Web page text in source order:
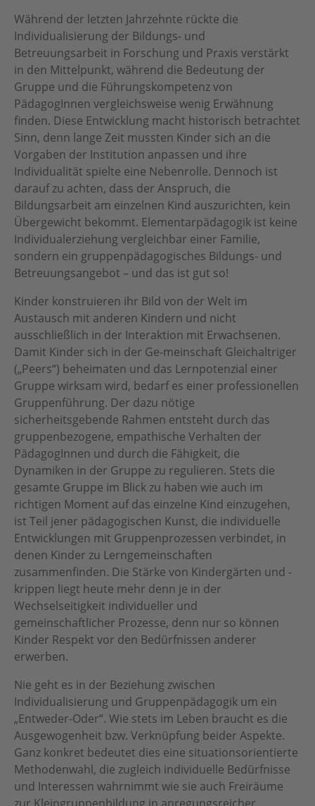
Während der letzten Jahrzehnte rückte die
Individualisierung der Bildungs- und
Betreuungsarbeit in Forschung und Praxis verstärkt
in den Mittelpunkt, während die Bedeutung der
Gruppe und die Führungskompetenz von
PädagogInnen vergleichsweise wenig Erwähnung
finden. Diese Entwicklung macht historisch betrachtet
Sinn, denn lange Zeit mussten Kinder sich an die
Vorgaben der Institution anpassen und ihre
Individualität spielte eine Nebenrolle. Dennoch ist
darauf zu achten, dass der Anspruch, die
Bildungsarbeit am einzelnen Kind auszurichten, kein
Übergewicht bekommt. Elementarpädagogik ist keine
Individualerziehung vergleichbar einer Familie,
sondern ein gruppenpädagogisches Bildungs- und
Betreuungsangebot – und das ist gut so!
Kinder konstruieren ihr Bild von der Welt im
Austausch mit anderen Kindern und nicht
ausschließlich in der Interaktion mit Erwachsenen.
Damit Kinder sich in der Ge-meinschaft Gleichaltriger
(„Peers“) beheimaten und das Lernpotenzial einer
Gruppe wirksam wird, bedarf es einer professionellen
Gruppenführung. Der dazu nötige
sicherheitsgebende Rahmen entsteht durch das
gruppenbezogene, empathische Verhalten der
PädagogInnen und durch die Fähigkeit, die
Dynamiken in der Gruppe zu regulieren. Stets die
gesamte Gruppe im Blick zu haben wie auch im
richtigen Moment auf das einzelne Kind einzugehen,
ist Teil jener pädagogischen Kunst, die individuelle
Entwicklungen mit Gruppenprozessen verbindet, in
denen Kinder zu Lerngemeinschaften
zusammenfinden. Die Stärke von Kindergärten und -
krippen liegt heute mehr denn je in der
Wechselseitigkeit individueller und
gemeinschaftlicher Prozesse, denn nur so können
Kinder Respekt vor den Bedürfnissen anderer
erwerben.
Nie geht es in der Beziehung zwischen
Individualisierung und Gruppenpädagogik um ein
„Entweder-Oder“. Wie stets im Leben braucht es die
Ausgewogenheit bzw. Verknüpfung beider Aspekte.
Ganz konkret bedeutet dies eine situationsorientierte
Methodenwahl, die zugleich individuelle Bedürfnisse
und Interessen wahrnimmt wie sie auch Freiräume